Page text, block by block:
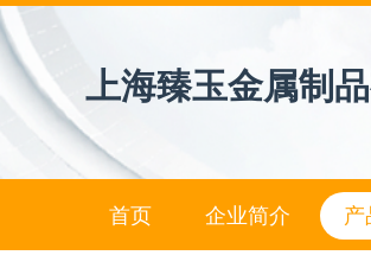
上海臻玉金属制
首页 企业简介 产